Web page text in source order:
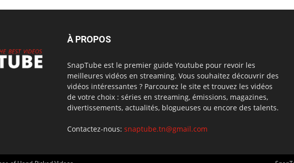
À PROPOS
SnapTube est le premier guide Youtube pour revoir les
meilleures vidéos en streaming. Vous souhaitez découvrir des
vidéos intéressantes ? Parcourez le site et trouvez les vidéos
de votre choix : séries en streaming, émissions, magazines,
divertissements, actualités, blogueuses ou encore des talents.
Contactez-nous: snaptube.tn@gmail.com